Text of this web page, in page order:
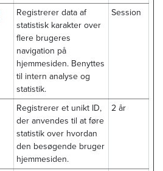
Registrerer data af
statistisk karakter over
flere brugeres
navigation på
hjemmesiden. Benyttes
til intern analyse og
statistik.
Session
Registrerer et unikt ID,
der anvendes til at føre
statistik over hvordan
den besøgende bruger
hjemmesiden.
2 år